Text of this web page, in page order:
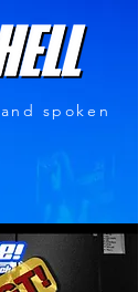
spoken